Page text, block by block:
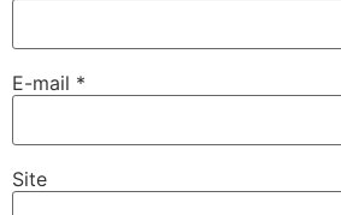
E-mail *
Site